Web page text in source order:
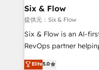
helps the following
improvement &
commercialization,
SaaS, Software Dev &
the United States, EU,
Six & Flow
提供元：Six & Flow
Six & Flow is an AI-
RevOps partner
grow with clarity,
Elite5.0